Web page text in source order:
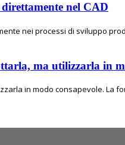
nel CAD
nei processi di sviluppo
ma utilizzarla in
in modo consapevole. La